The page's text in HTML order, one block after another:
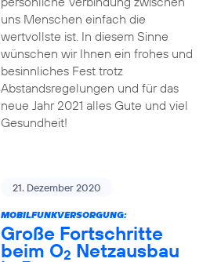
uns Menschen einfach die
wertvollste ist. In diesem Sinne
wünschen wir Ihnen ein frohes und
besinnliches Fest trotz
Abstandsregelungen und für das
neue Jahr 2021 alles Gute und viel
Gesundheit!
21. Dezember 2020
MOBILFUNKVERSORGUNG:
Große Fortschritte
beim O2 Netzausbau